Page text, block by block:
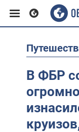
Европа
Азия
В ФБР